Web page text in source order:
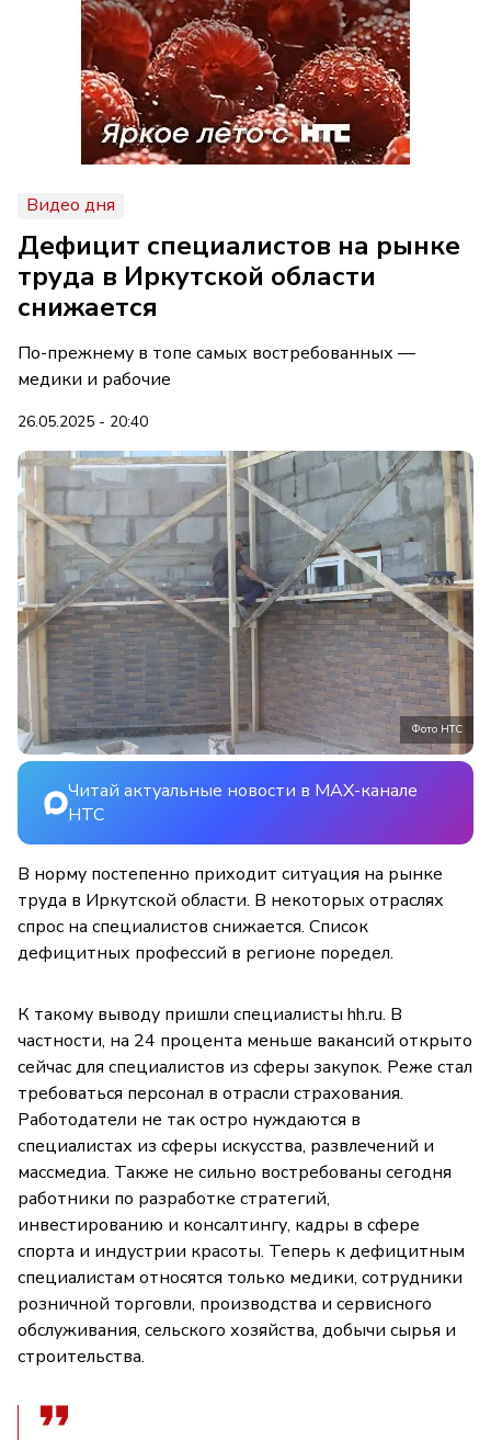
Видео дня
Дефицит специалистов на рынке
труда в Иркутской области
снижается
По-прежнему в топе самых востребованных —
медики и рабочие
26.05.2025 - 20:40
Фото НТС
Читай актуальные новости в MAX-канале
НТС
В норму постепенно приходит ситуация на рынке
труда в Иркутской области. В некоторых отраслях
спрос на специалистов снижается. Список
дефицитных профессий в регионе поредел.
К такому выводу пришли специалисты hh.ru. В
частности, на 24 процента меньше вакансий открыто
сейчас для специалистов из сферы закупок. Реже стал
требоваться персонал в отрасли страхования.
Работодатели не так остро нуждаются в
специалистах из сферы искусства, развлечений и
массмедиа. Также не сильно востребованы сегодня
работники по разработке стратегий,
инвестированию и консалтингу, кадры в сфере
спорта и индустрии красоты. Теперь к дефицитным
специалистам относятся только медики, сотрудники
розничной торговли, производства и сервисного
обслуживания, сельского хозяйства, добычи сырья и
строительства.